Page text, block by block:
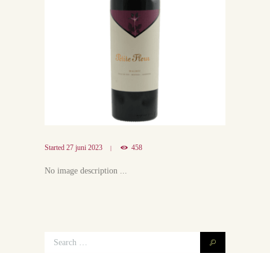
Started 27 juni 2023 458
No image description ...